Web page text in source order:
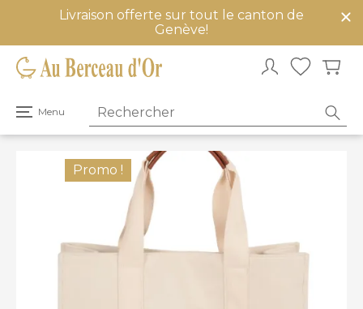
Livraison offerte sur tout le canton de
Genève!
Menu
Ouvrir
menu
principal
Promo !